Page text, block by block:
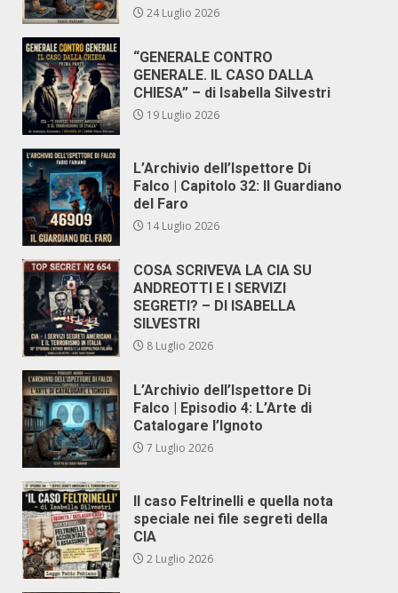
24 Luglio 2026
“GENERALE CONTRO
GENERALE. IL CASO DALLA
CHIESA” – di Isabella Silvestri
19 Luglio 2026
L’Archivio dell’Ispettore Di
Falco | Capitolo 32: Il Guardiano
del Faro
14 Luglio 2026
COSA SCRIVEVA LA CIA SU
ANDREOTTI E I SERVIZI
SEGRETI? – DI ISABELLA
SILVESTRI
8 Luglio 2026
L’Archivio dell’Ispettore Di
Falco | Episodio 4: L’Arte di
Catalogare l’Ignoto
7 Luglio 2026
Il caso Feltrinelli e quella nota
speciale nei file segreti della
CIA
2 Luglio 2026